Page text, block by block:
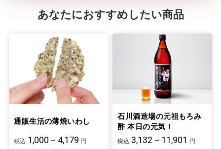
あなたにおすすめしたい商品
通販生活の薄焼いわし
税込 1,000－4,179 円
石川酒造場の元祖もろみ
酢 本日の元気！
税込 3,132－11,901 円